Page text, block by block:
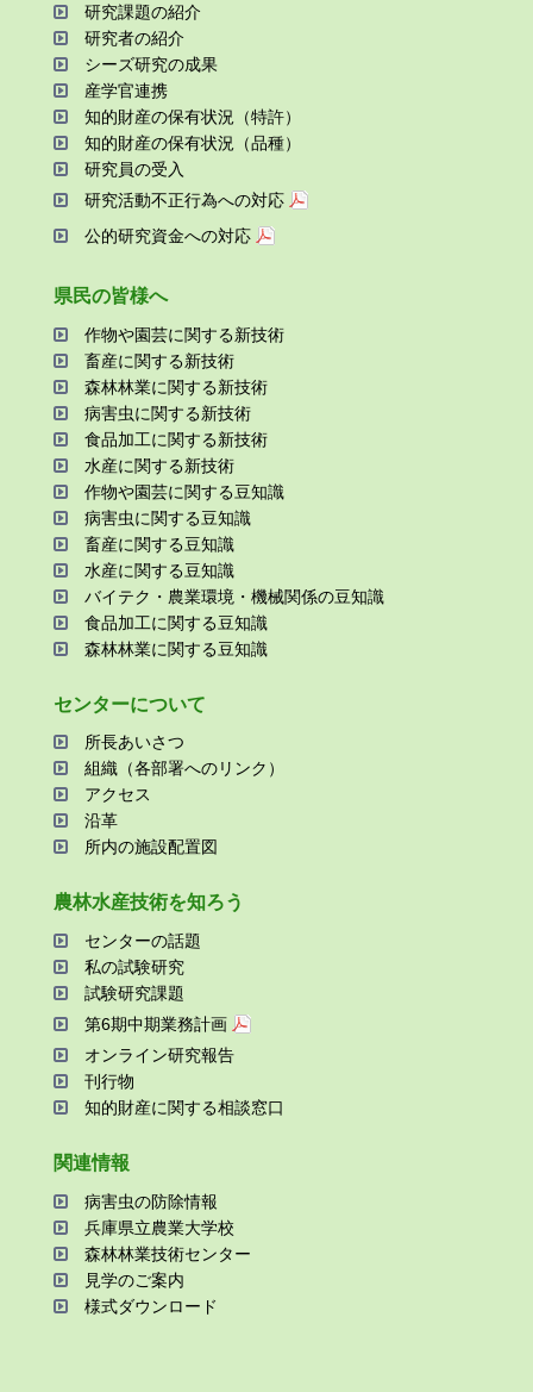
研究課題の紹介
研究者の紹介
シーズ研究の成果
産学官連携
知的財産の保有状況（特許）
知的財産の保有状況（品種）
研究員の受⼊
研究活動不正⾏為への対応
公的研究資金への対応
県⺠の皆様へ
作物や園芸に関する新技術
畜産に関する新技術
森林林業に関する新技術
病害⾍に関する新技術
⾷品加⼯に関する新技術
⽔産に関する新技術
作物や園芸に関する⾖知識
病害⾍に関する⾖知識
畜産に関する⾖知識
⽔産に関する⾖知識
バイテク・農業環境・機械関係の⾖知識
⾷品加⼯に関する⾖知識
森林林業に関する⾖知識
センターについて
所⻑あいさつ
組織（各部署へのリンク）
アクセス
沿⾰
所内の施設配置図
農林⽔産技術を知ろう
センターの話題
私の試験研究
試験研究課題
第6期中期業務計画
オンライン研究報告
刊⾏物
知的財産に関する相談窓⼝
関連情報
病害⾍の防除情報
兵庫県⽴農業⼤学校
森林林業技術センター
⾒学のご案内
様式ダウンロード